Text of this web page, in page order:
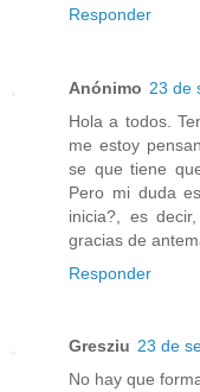
Responder
Anónimo 23 de
Hola a todos.
me estoy
se que tiene
Pero mi duda
inicia?, es
gracias de
Responder
Gresziu 23 de
No hay que